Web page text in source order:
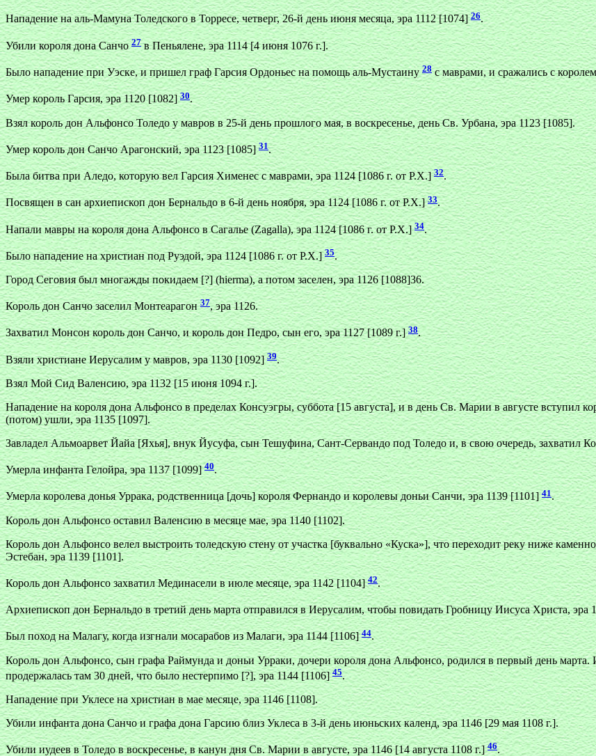
Нападение на аль-Мамуна Толедского в Торресе, четверг, 26-й день июня месяца, эра 1112 [1074]26.
Убили короля дона Санчо 27в Пеньялене, эра 1114 [4 июня 1076 г.].
Было нападение при Уэске, и пришел граф Гарсия Ордоньес на помощь аль-Мустаину 28с маврами, и сражались с
Умер король Гарсия, эра 1120 [1082]30.
Взял король дон Альфонсо Толедо у мавров в 25-й день прошлого мая, в воскресенье, день Св. Урбана, эра 1123 [1085].
Умер король дон Санчо Арагонский, эра 1123 [1085]31.
Была битва при Аледо, которую вел Гарсия Хименес с маврами, эра 1124 [1086 г. от Р.Х.]32.
Посвящен в сан архиепископ дон Бернальдо в 6-й день ноября, эра 1124 [1086 г. от Р.Х.]33.
Напали мавры на короля дона Альфонсо в Сагалье (Zagalla), эра 1124 [1086 г. от Р.Х.]34.
Было нападение на христиан под Руэдой, эра 1124 [1086 г. от Р.Х.]35.
Город Сеговия был многажды покидаем [?] (hierma), а потом заселен, эра 1126 [1088]36.
Король дон Санчо заселил Монтеарагон37, эра 1126.
Захватил Монсон король дон Санчо, и король дон Педро, сын его, эра 1127 [1089 г.]38.
Взяли христиане Иерусалим у мавров, эра 1130 [1092]39.
Взял Мой Сид Валенсию, эра 1132 [15 июня 1094 г.].
Нападение на короля дона Альфонсо в пределах Консуэгры, суббота [15 августа], и в день Св. Марии в августе вступил
(потом) ушли, эра 1135 [1097].
Завладел Альмоарвет Йайа [Яхья], внук Йусуфа, сын Тешуфина, Сант-Сервандо под Толедо и, в свою очередь, захватил
Умерла инфанта Гелойра, эра 1137 [1099]40.
Умерла королева донья Уррака, родственница [дочь] короля Фернандо и королевы доньи Санчи, эра 1139 [1101]41.
Король дон Альфонсо оставил Валенсию в месяце мае, эра 1140 [1102].
Король дон Альфонсо велел выстроить толедскую стену от участка [буквально «Куска»], что переходит реку ниже
Эстебан, эра 1139 [1101].
Король дон Альфонсо захватил Мединасели в июле месяце, эра 1142 [1104]42.
Архиепископ дон Бернальдо в третий день марта отправился в Иерусалим, чтобы повидать Гробницу Иисуса Христа, эра
Был поход на Малагу, когда изгнали мосарабов из Малаги, эра 1144 [1106]44.
Король дон Альфонсо, сын графа Раймунда и доньи Урраки, дочери короля дона Альфонсо, родился в первый день марта.
продержалась там 30 дней, что было нестерпимо [?], эра 1144 [1106]45.
Нападение при Уклесе на христиан в мае месяце, эра 1146 [1108].
Убили инфанта дона Санчо и графа дона Гарсию близ Уклеса в 3-й день июньских календ, эра 1146 [29 мая 1108 г.].
Убили иудеев в Толедо в воскресенье, в канун дня Св. Марии в августе, эра 1146 [14 августа 1108 г.]46.